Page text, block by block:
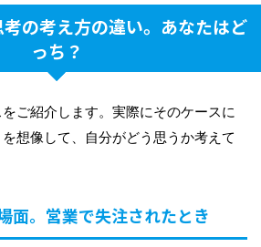
の考え方の違い。あなたはど
っち？
ご紹介します。実際にそのケースに
想像して、自分がどう思うか考えて
面。営業で失注されたとき